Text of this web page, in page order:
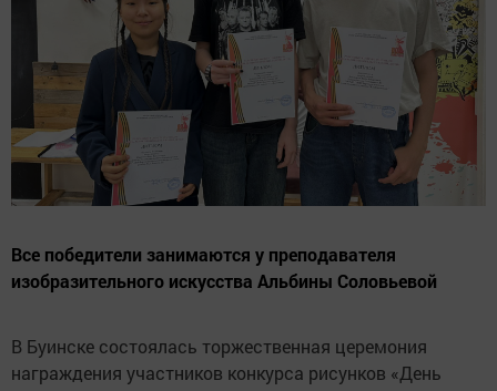
Все победители занимаются у преподавателя
изобразительного искусства Альбины Соловьевой
В Буинске состоялась торжественная церемония
награждения участников конкурса рисунков «День